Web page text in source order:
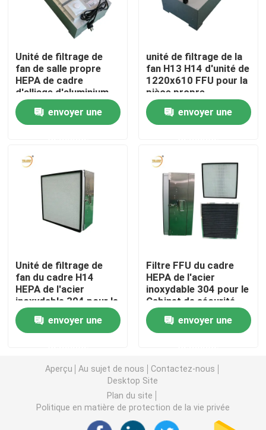
Contrôle de qualité
Filtre profond du pli HEPA
Pré filtre à air
Unité de FFU
Filtre à air de cabine de peinture
Filtre à air de sac
Filtre à air de HEPA
Filtre à air de la CAHT
Filtre à hautes températures de HEPA
Filtre de banque de V
Unité de filtrage de
fan de salle propre
HEPA de cadre
d'alliage d'aluminium
d'OEM
1300*570*60mm
envoyer une
unité de filtrage de la
fan H13 H14 d'unité de
1220x610 FFU pour la
pièce propre
envoyer une
Unité de filtrage de
fan du cadre H14
HEPA de l'acier
inoxydable 304 pour le
laboratoire de biologie
envoyer une
Filtre FFU du cadre
HEPA de l'acier
inoxydable 304 pour le
Cabinet de sécurité
biologique
envoyer une
Aperçu Au sujet de nous
Contactez-nous
Desktop Site
Plan du site
Politique en matière de protection de la vie privée